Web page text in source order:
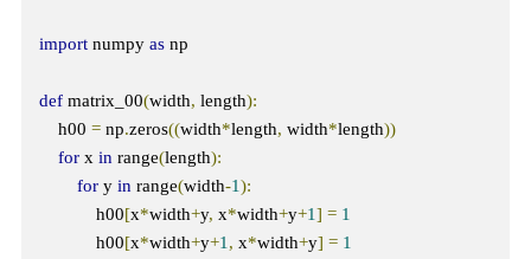
import numpy as np
def matrix_00(width, length):
    h00
= np.zeros((width*length, width*length))
for x in range(length):
for y in range(width-1):
            h00
[x*width+y, x*width+y+1] = 1
            h00
[x*width+y+1, x*width+y] = 1